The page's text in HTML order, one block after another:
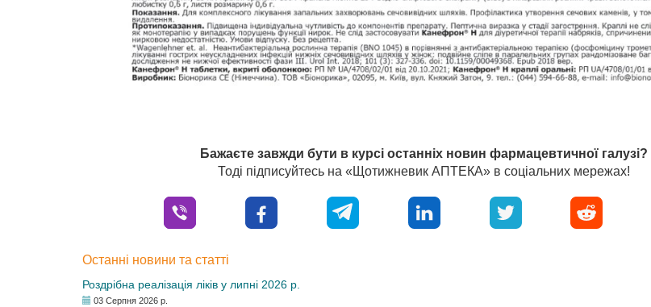
Бажаєте завжди бути в курсі останніх новин фармацевтичної галузі?
Тоді підписуйтесь на «Щотижневик АПТЕКА» в соціальних мережах!
Останні новини та статті
Роздрібна реалізація ліків у липні 2026 р.
03 Серпня 2026 р.